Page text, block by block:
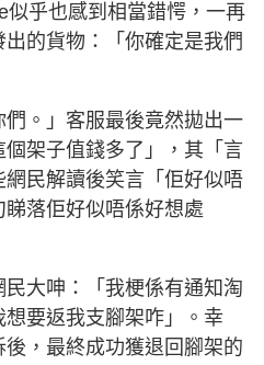
似乎也感到相當錯愕，一再
的貨物：「你確定是我們
。」客服最後竟然拋出一
架子值錢多了」，其「言
民解讀後笑言「佢好似唔
落佢好似唔係好想處
大呻：「我梗係有通知淘
要返我支腳架咋」。幸
，最終成功獲退回腳架的